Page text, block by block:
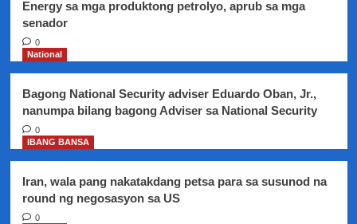
ng
ayon
sa
eksperto
Energy sa mga produktong petrolyo, aprub sa mga
senador
0
National
Bagong National Security adviser Eduardo Oban, Jr.,
nanumpa bilang bagong Adviser sa National Security
0
IBANG BANSA
Iran, wala pang nakatakdang petsa para sa susunod na
round ng negosasyon sa US
0